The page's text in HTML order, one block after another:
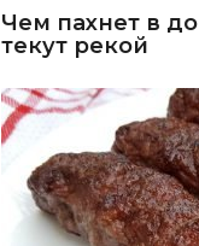
Чем пахнет в
текут рекой